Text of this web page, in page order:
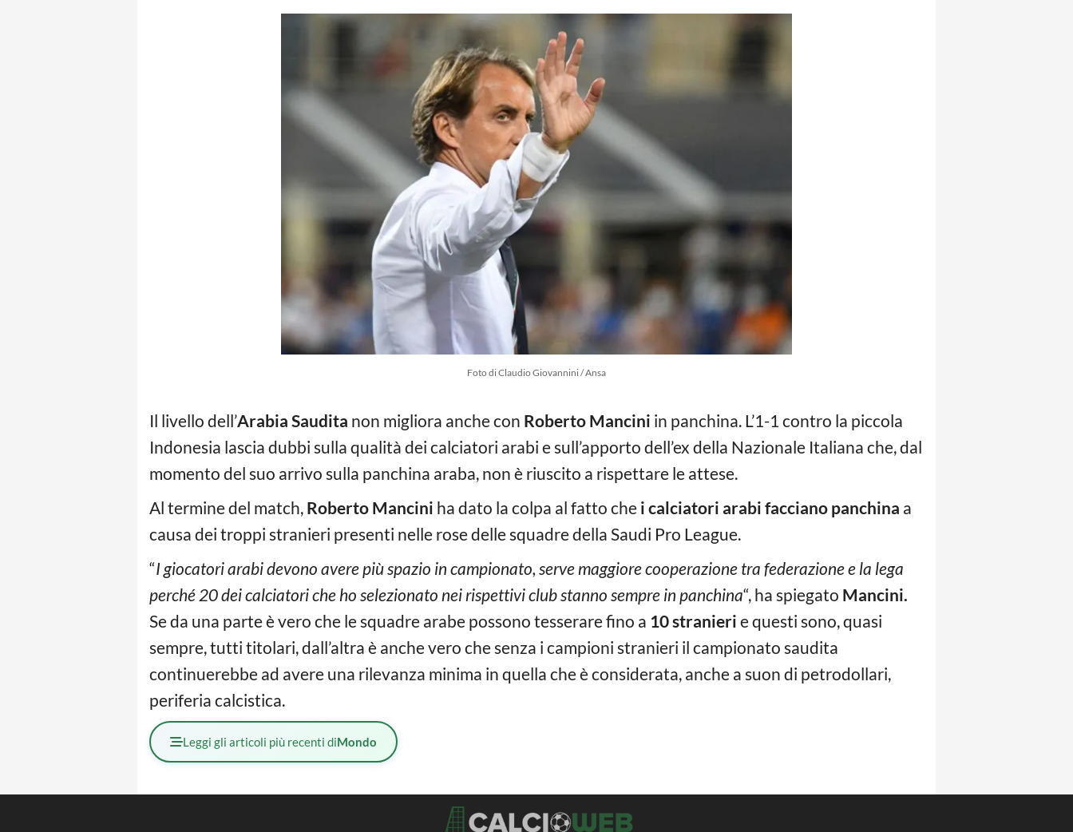
Foto di Claudio Giovannini / Ansa
Il livello dell’Arabia Saudita non migliora anche con Roberto Mancini in panchina. L’1-1 contro la piccola
Indonesia lascia dubbi sulla qualità dei calciatori arabi e sull’apporto dell’ex della Nazionale Italiana che, dal
momento del suo arrivo sulla panchina araba, non è riuscito a rispettare le attese.
Al termine del match, Roberto Mancini ha dato la colpa al fatto che i calciatori arabi facciano panchina a
causa dei troppi stranieri presenti nelle rose delle squadre della Saudi Pro League.
“I giocatori arabi devono avere più spazio in campionato, serve maggiore cooperazione tra federazione e la lega
perché 20 dei calciatori che ho selezionato nei rispettivi club stanno sempre in panchina“, ha spiegato Mancini.
Se da una parte è vero che le squadre arabe possono tesserare fino a 10 stranieri e questi sono, quasi
sempre, tutti titolari, dall’altra è anche vero che senza i campioni stranieri il campionato saudita
continuerebbe ad avere una rilevanza minima in quella che è considerata, anche a suon di petrodollari,
periferia calcistica.
Leggi gli articoli più recenti diMondo